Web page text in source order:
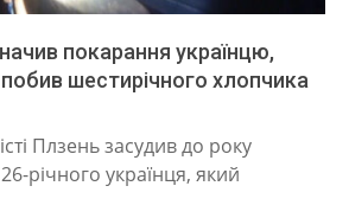
покарання українцю,
шестирічного хлопчика
Плзень засудив до року
річного українця, який